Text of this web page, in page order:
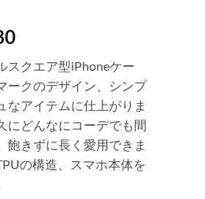
現
の
価
格
は
¥1,980
で
スクエア型iPhoneケー
ークのデザイン、シンプ
なアイテムに仕上がりま
にどんなにコーデでも間
飽きずに長く愛用できま
の構造、スマホ本体を